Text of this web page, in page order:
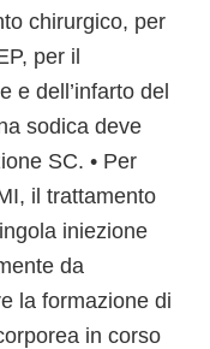
chirurgico, per
per il
e dell’infarto del
sodica deve
SC. • Per
il trattamento
iniezione
da
la formazione di
in corso